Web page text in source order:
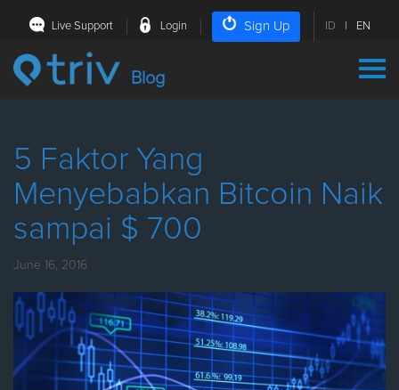
Live Support Login Sign Up ID EN
Blog
5 Faktor Yang
Menyebabkan Bitcoin Naik
sampai $ 700
June 16, 2016